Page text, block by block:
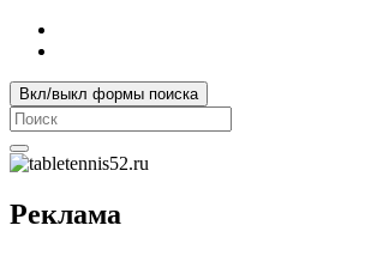
Вкл/выкл формы поиска
Search
for:
Реклама